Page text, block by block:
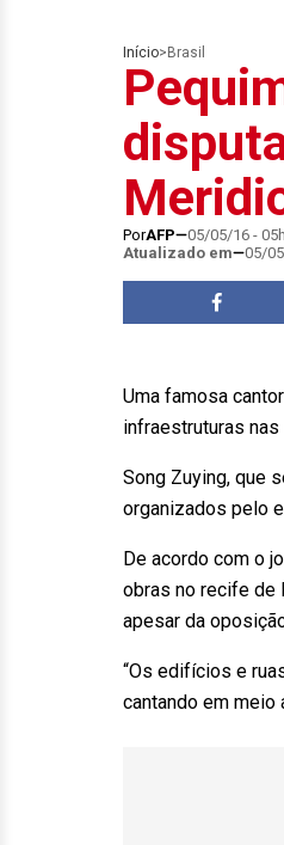
Início> Brasil
PorAFP 05/05/16 -
Atualizado em
05/
Uma famosa
infraestruturas
Song Zuying, que
organizados pelo
De acordo com o
obras no recife de
apesar da
“Os edifícios e
cantando em meio